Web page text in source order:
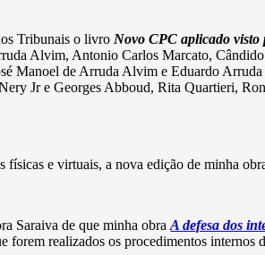
Tribunais o livro Novo CPC aplicado visto
Alvim, Antonio Carlos Marcato,
Manoel de Arruda Alvim e Eduardo
Jr e Georges Abboud, Rita Quartieri,
físicas e virtuais, a nova edição de minha
Saraiva de que minha obra A defesa dos
forem realizados os procedimentos